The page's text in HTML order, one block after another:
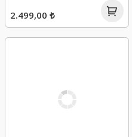
2.499,00 ₺